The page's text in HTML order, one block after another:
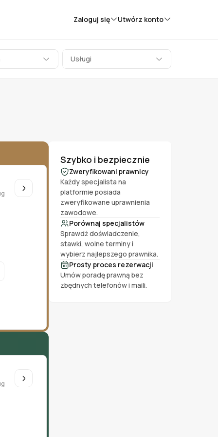
Zaloguj się Utwórz konto
Usługi
Szybko i bezpiecznie
Zweryfikowani prawnicy
Każdy specjalista na
platformie posiada
zweryfikowane uprawnienia
zawodowe.
Porównaj specjalistów
Sprawdź doświadczenie,
stawki, wolne terminy i
wybierz najlepszego prawnika.
Prosty proces rezerwacji
Umów poradę prawną bez
zbędnych telefonów i maili.